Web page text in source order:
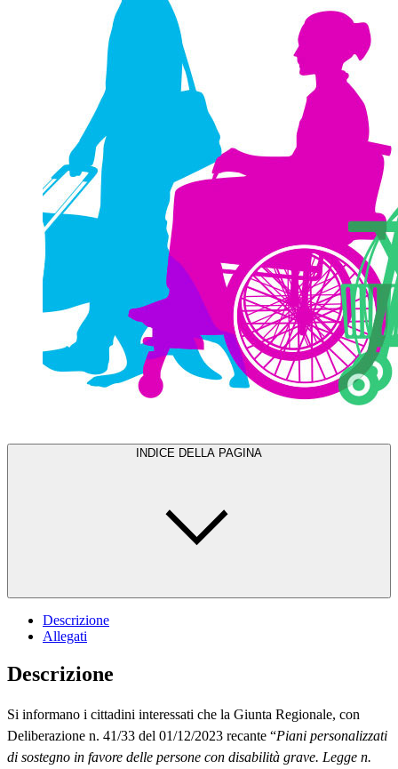
INDICE DELLA PAGINA
Descrizione
Allegati
Descrizione
Si informano i cittadini interessati che la Giunta Regionale, con
Deliberazione n. 41/33 del 01/12/2023 recante “Piani personalizzati
di sostegno in favore delle persone con disabilità grave. Legge n.